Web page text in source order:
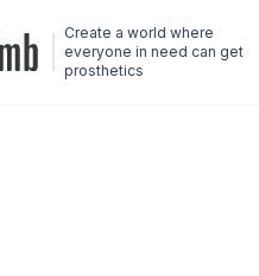
Create a world where
everyone in need can get
prosthetics